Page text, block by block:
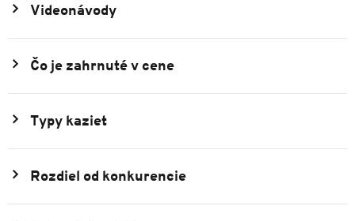
Videonávody
Čo je zahrnuté v cene
Typy kaziet
Rozdiel od konkurencie